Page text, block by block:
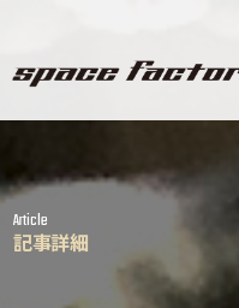
Article
記事詳細